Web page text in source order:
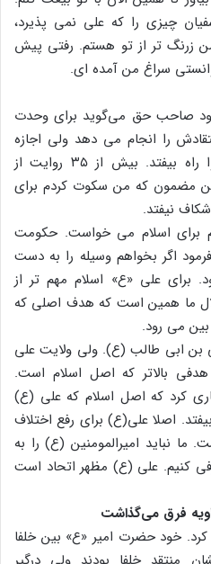
چیزی را که علی نمی پذیرد،
زرنگ تر از تو هستم. رفتی پیش
سراغ من آمده ای.
خود صاحب حق می‌گوید برای وحدت
را انجام می دهد ولی اجازه
نمی دهد که بین مسلمین دعوا راه بیفتد. بیش از ۳۵ روایت از
مضمون که من سکوت کردم برای
نیفتد.
اسلام می خواست. حکومت
اگر بخواهم وسیله را به دست
برای علی «ع» اسلام مهم تر از
ما همین است که هدف اصلی که
می رود.
ابی طالب (ع). ولی ولایت علی
بالاتر که اصل اسلام است.
کرد که اصل اسلام که علی (ع)
اصلا علی(ع) برای رفع اختلاف
نباید امیرالمومنین (ع) را به
کنیم. علی (ع) مظهر اتحاد است
فرق می‌گذاشت
کرد. خود حضرت امیر «ع» بین خلفا